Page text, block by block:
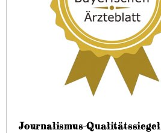
Journalismus-Qualitätssiegel